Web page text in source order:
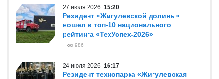
27 июля 2026 15:20
Резидент «Жигулевской долины»
вошел в топ-10 национального
рейтинга «ТехУспех-2026»
986
24 июля 2026 16:17
Резидент технопарка «Жигулевская